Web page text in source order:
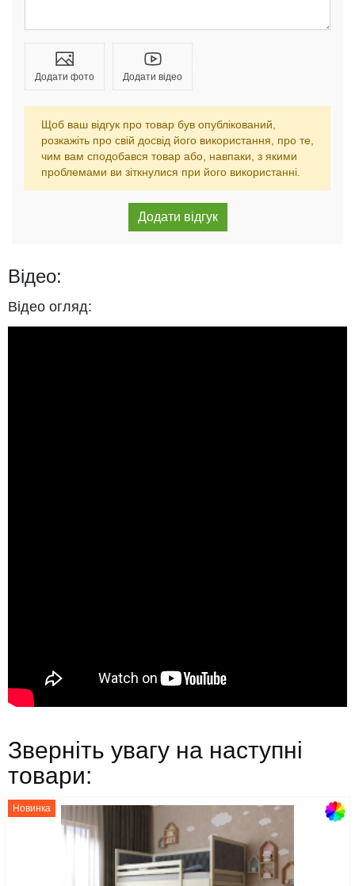
Додати фото Додати відео
Щоб ваш відгук про товар був опублікований,
розкажіть про свій досвід його використання, про те,
чим вам сподобався товар або, навпаки, з якими
проблемами ви зіткнулися при його використанні.
Відео:
Відео огляд:
Зверніть увагу на наступні
товари:
Новинка